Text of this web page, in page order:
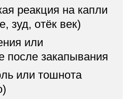
реакция на капли
зуд, отёк век)
или
после закапывания
или тошнота